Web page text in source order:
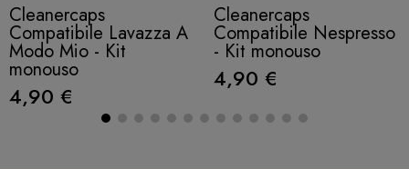
Cleanercaps
Compatibile Lavazza A
Modo Mio - Kit
monouso
4,90 €
Cleanercaps
Compatibile Nespresso
- Kit monouso
4,90 €